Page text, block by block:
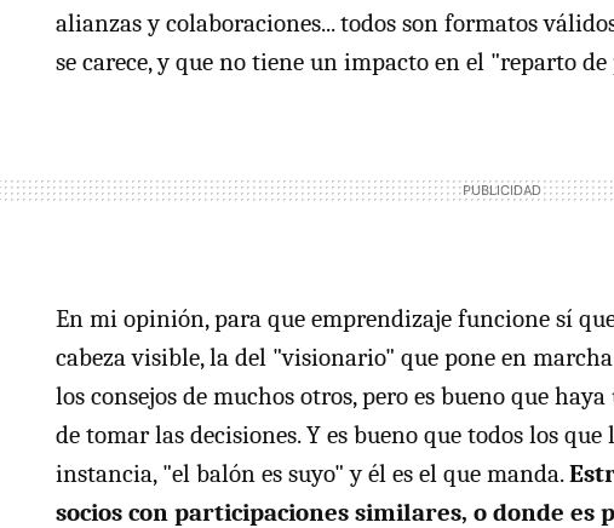
alianzas y colaboraciones... todos son formatos
se carece, y que no tiene un impacto en el "reparto de
En mi opinión, para que emprendizaje funcione sí
cabeza visible, la del "visionario" que pone en
los consejos de muchos otros, pero es bueno que
de tomar las decisiones. Y es bueno que todos los
instancia, "el balón es suyo" y él es el que manda.
socios con participaciones similares, o donde es